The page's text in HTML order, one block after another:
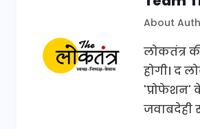
About
लोकतंत्र
होगी। द
'प्रोफेशन'
जवाबदेही